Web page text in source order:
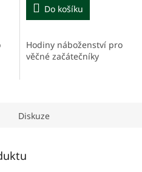
Do košíku
Hodiny náboženství pro
věčné začátečníky
Diskuze